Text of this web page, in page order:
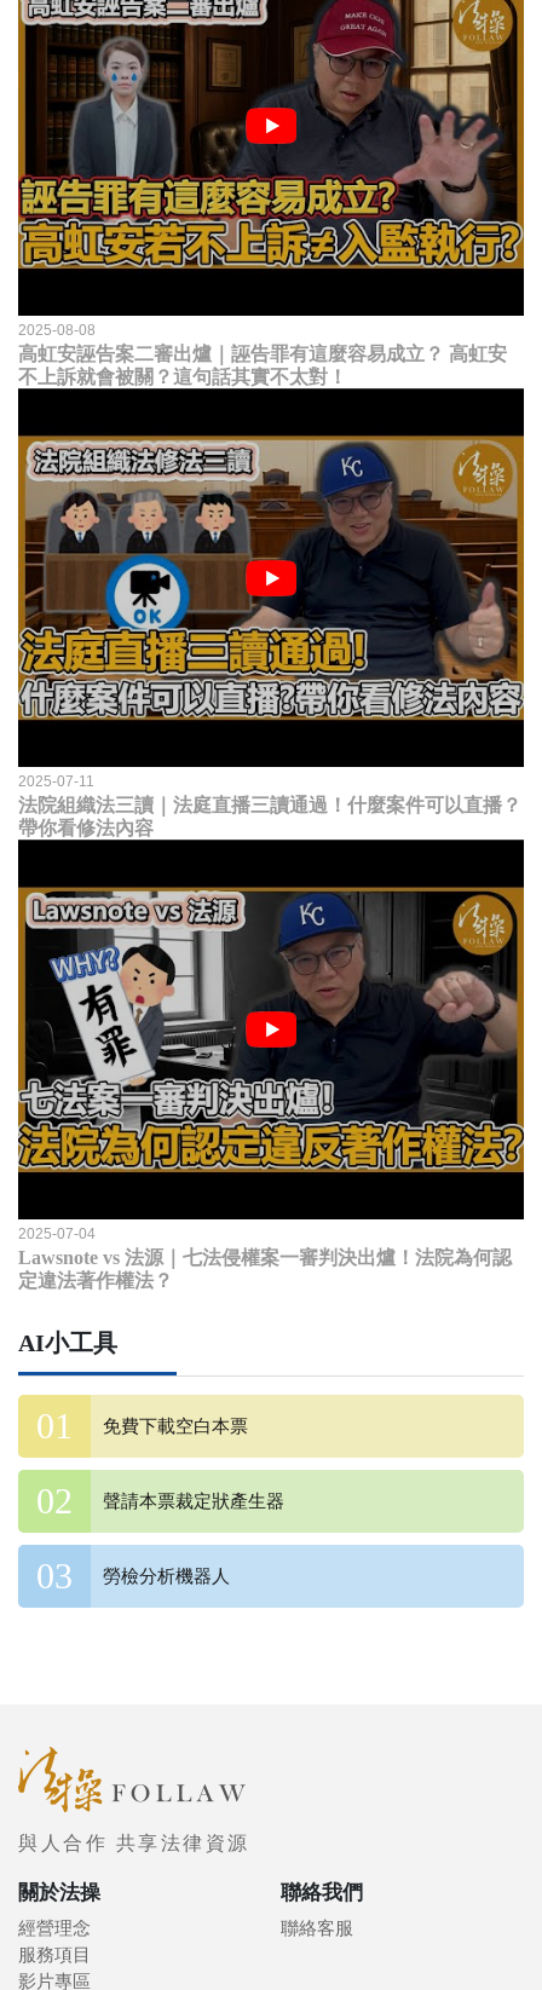
2025-08-08
高虹安誣告案二審出爐｜誣告罪有這麼容易成立？ 高虹安
不上訴就會被關？這句話其實不太對！
2025-07-11
法院組織法三讀｜法庭直播三讀通過！什麼案件可以直播？
帶你看修法內容
2025-07-04
Lawsnote vs 法源｜七法侵權案一審判決出爐！法院為何認
定違法著作權法？
AI小工具
免費下載空白本票
聲請本票裁定狀產生器
勞檢分析機器人
與人合作 共享法律資源
關於法操
經營理念
服務項目
影片專區
聯絡我們
聯絡客服